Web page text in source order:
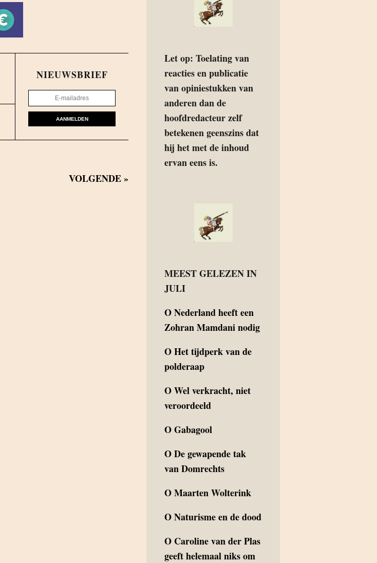
NIEUWSBRIEF
AANMELDEN
VOLGENDE»
Let op: Toelating van
reacties en publicatie
van opiniestukken van
anderen dan de
hoofdredacteur zelf
betekenen geenszins dat
hij het met de inhoud
ervan eens is.
MEEST GELEZEN IN
JULI
ONederland heeft een
Zohran Mamdani nodig
OHet tijdperk van de
polderaap
OWel verkracht, niet
veroordeeld
OGabagool
ODe gewapende tak
van Domrechts
OMaarten Wolterink
ONaturisme en de dood
O Caroline van der Plas
geeft helemaal niks om